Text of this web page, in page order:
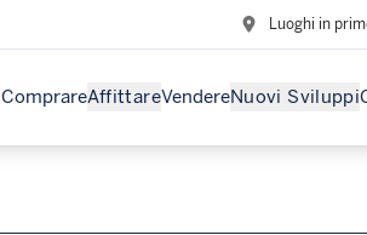
Luoghi in
ComprareAffittareVendereNuovi Sviluppi